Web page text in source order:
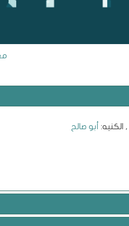
, الكنيه:
أبو صالح